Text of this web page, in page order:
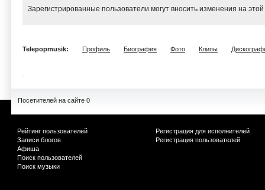
Зарегистрированные пользователи могут вносить изменения на
Telepopmusik: Профиль Биография Фото Клипы
Посетителей на сайте 0
Рейтинг пользователей
Записи блогов
Афиша
Поиск пользователей
Поиск музыки
Регистрация для исполнителей
Регистрация пользователей